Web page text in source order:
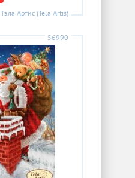
Тэла Артис (Tela Artis)
56990